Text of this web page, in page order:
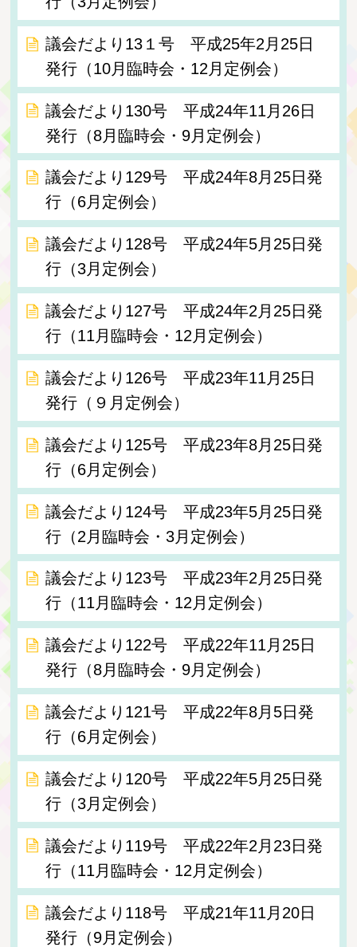
議会だより13１号 平成25年2月25日
発行（10月臨時会・12月定例会）
議会だより130号 平成24年11月26日
発行（8月臨時会・9月定例会）
議会だより129号 平成24年8月25日発
行（6月定例会）
議会だより128号 平成24年5月25日発
行（3月定例会）
議会だより127号 平成24年2月25日発
行（11月臨時会・12月定例会）
議会だより126号 平成23年11月25日
発行（９月定例会）
議会だより125号 平成23年8月25日発
行（6月定例会）
議会だより124号 平成23年5月25日発
行（2月臨時会・3月定例会）
議会だより123号 平成23年2月25日発
行（11月臨時会・12月定例会）
議会だより122号 平成22年11月25日
発行（8月臨時会・9月定例会）
議会だより121号 平成22年8月5日発
行（6月定例会）
議会だより120号 平成22年5月25日発
行（3月定例会）
議会だより119号 平成22年2月23日発
行（11月臨時会・12月定例会）
議会だより118号 平成21年11月20日
発行（9月定例会）